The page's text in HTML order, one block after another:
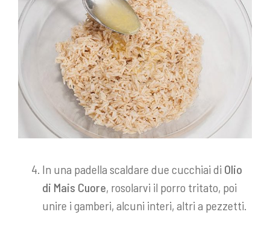
In una padella scaldare due cucchiai di Olio
di Mais Cuore, rosolarvi il porro tritato, poi
unire i gamberi, alcuni interi, altri a pezzetti.